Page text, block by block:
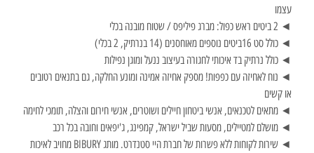
עצמו
◄ 2 ביטים ראש כפול: מברג פיליפס / שטוח מובנה בכלי
◄ כולל סט 16ביטים נוספים מאוחסנים (14 בנרתיק, 2 בכלי)
◄ כולל נרתיק בד איכותי לחגורה בעיצוב ננעל ומוגן נפילות
◄ נוח לאחיזה עם כפפות! מספק אחיזה אמינה ומונע החלקה, גם בתנאים רטובים
או קשים
◄ מתאים לטכנאים, אנשי ביטחון חיילים ושוטרים, אנשי חירום והצלה, תומכי לחימה
◄ מושלם למטיילים, מסעות שביל ישראל, קמפינג, ג'יפאים וחובה בכל רכב
◄ שירות לקוחות ללא פשרות של חברת היי סטנדרט. מותג BIBURY מחויב לאיכות